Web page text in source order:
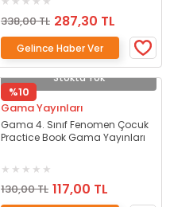
338,00 TL 287,30 TL
Gelince Haber Ver
Stokta Yok
%10
Gama Yayınları
Gama 4. Sınıf Fenomen Çocuk
Practice Book Gama Yayınları
130,00 TL 117,00 TL